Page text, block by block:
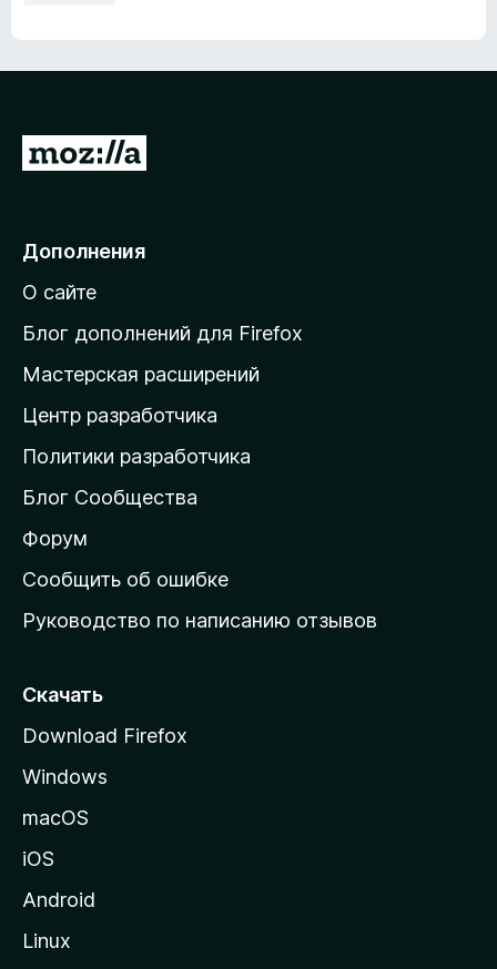
П
е
й
т
и
а
д
о
а
ш
н
ю
т
а
н
у
M
Дополнения
О сайте
Блог дополнений для Firefox
Мастерская расширений
Центр разработчика
Политики разработчика
Блог Сообщества
Форум
Сообщить об ошибке
Руководство по написанию отзывов
Скачать
Download Firefox
Windows
macOS
iOS
Android
Linux